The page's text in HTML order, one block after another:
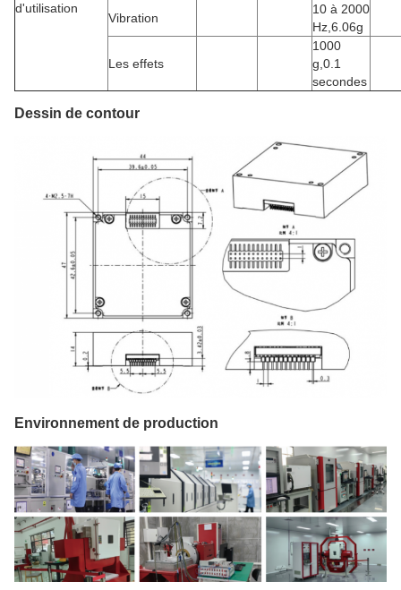
d'utilisation
Vibration
10 à 2000
Hz,6.06g
Les effets
1000
g,0.1
secondes
Dessin de contour
Environnement de production